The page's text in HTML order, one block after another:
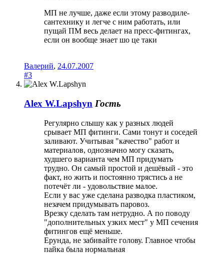
МП не лучше, даже если этому разводиле-
сантехнику и легче с ним работать, или
пущай ПМ весь делает на пресс-фитингах,
если он вообще знает шо це таки
Валерий, 24.07.2007
#3
Alex W.Lapshyn Гость
Регулярно слышу как у разных людей
срывает МП фитинги. Сами тонут и соседей
заливают. Учитывая "качество" работ и
материалов, однозначно могу сказать,
худшего варианта чем МП придумать
трудно. Он самый простой и дешёвый - это
факт, но жить и постоянно трястись а не
потечёт ли - удовольствие малое.
Если у вас уже сделана разводка пластиком,
незачем придумывать паровоз.
Врезку сделать там нетрудно. А по поводу
"дополнительных узких мест" у МП сечения
фитингов ещё меньше.
Ерунда, не забивайте голову. Главное чтобы
пайка была нормальная